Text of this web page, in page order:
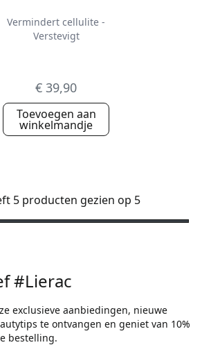
Vermindert cellulite -
Verstevigt
€ 39,90
Toevoegen aan
winkelmandje
5 producten gezien op 5
#Lierac
exclusieve aanbiedingen, nieuwe
te ontvangen en geniet van 10%
bestelling.